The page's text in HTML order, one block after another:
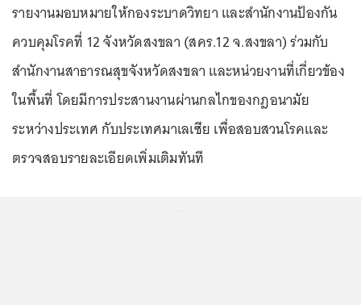
รายงานมอบหมายให้กองระบาดวิทยา และสำนักงานป้องกัน
ควบคุมโรคที่ 12 จังหวัดสงขลา (สคร.12 จ.สงขลา) ร่วมกับ
สำนักงานสาธารณสุขจังหวัดสงขลา และหน่วยงานที่เกี่ยวข้อง
ในพื้นที่ โดยมีการประสานงานผ่านกลไกของกฎอนามัย
ระหว่างประเทศ กับประเทศมาเลเซีย เพื่อสอบสวนโรคและ
ตรวจสอบรายละเอียดเพิ่มเติมทันที